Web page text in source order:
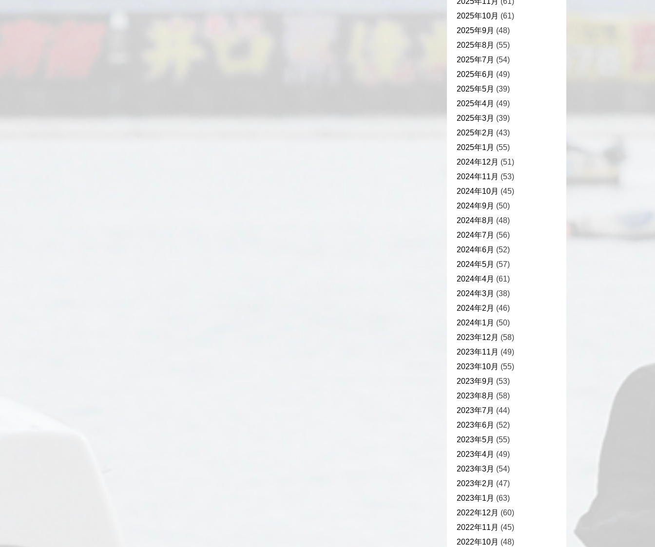
2025年10月 (61)
2025年9月 (48)
2025年8月 (55)
2025年7月 (54)
2025年6月 (49)
2025年5月 (39)
2025年4月 (49)
2025年3月 (39)
2025年2月 (43)
2025年1月 (55)
2024年12月 (51)
2024年11月 (53)
2024年10月 (45)
2024年9月 (50)
2024年8月 (48)
2024年7月 (56)
2024年6月 (52)
2024年5月 (57)
2024年4月 (61)
2024年3月 (38)
2024年2月 (46)
2024年1月 (50)
2023年12月 (58)
2023年11月 (49)
2023年10月 (55)
2023年9月 (53)
2023年8月 (58)
2023年7月 (44)
2023年6月 (52)
2023年5月 (55)
2023年4月 (49)
2023年3月 (54)
2023年2月 (47)
2023年1月 (63)
2022年12月 (60)
2022年11月 (45)
2022年10月 (48)